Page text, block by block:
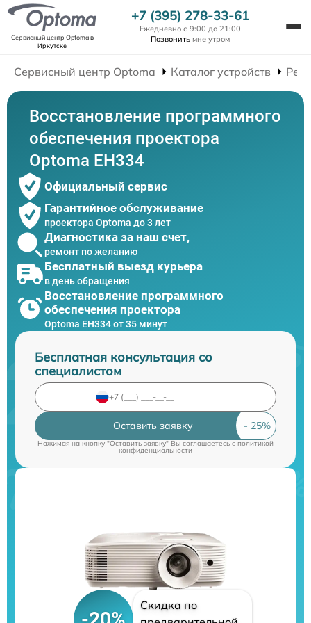
Сервисный центр Optomaв
Иркутске
+7 (395) 278-33-61
Ежедневно с 9:00 до 21:00
Позвонить мне утром
Сервисный центр Optoma Каталог устройств
Восстановление программного
обеспечения проектора
Optoma EH334
Официальный сервис
Гарантийное обслуживание
проектора Optoma до 3 лет
Диагностика за наш счет,
ремонт по желанию
Бесплатный выезд курьера
в день обращения
Восстановление программного
обеспечения проектора
Optoma EH334 от 35 минут
Бесплатная консультация со
специалистом
Оставить заявку
Нажимая на кнопку "Оставить заявку" Вы соглашаетесь cполитикой
конфиденциальности
Скидка по